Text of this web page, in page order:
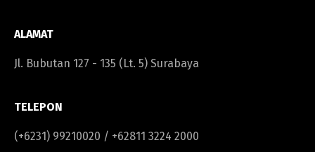
ALAMAT
Jl. Bubutan 127 - 135 (Lt. 5) Surabaya
TELEPON
(+6231) 99210020 / +62811 3224 2000